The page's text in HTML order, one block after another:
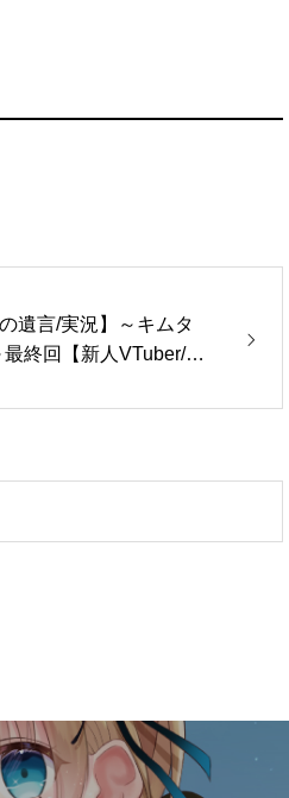
遺言/実況】～キムタ
終回【新人VTuber/天